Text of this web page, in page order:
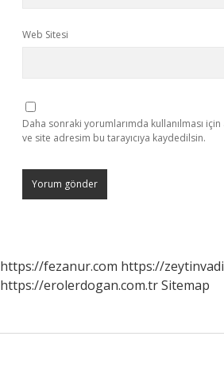
Web Sitesi
Daha sonraki yorumlarımda kullanılması
ve site adresim bu tarayıcıya kaydedilsin.
https://fezanur.com https://
https://erolerdogan.com.trSitemap